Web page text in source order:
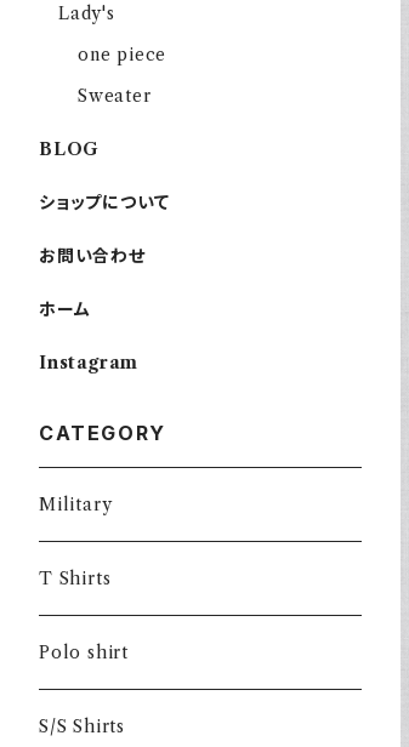
Lady's
one piece
Sweater
BLOG
ショップについて
お問い合わせ
ホーム
Instagram
CATEGORY
Military
T Shirts
Polo shirt
S/S Shirts